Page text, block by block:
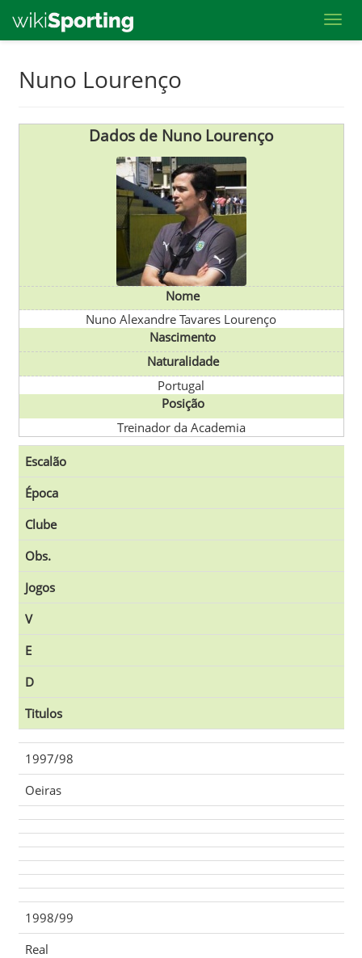
Nuno Lourenço
Dados de Nuno Lourenço
Nome
Nuno Alexandre Tavares Lourenço
Nascimento
Naturalidade
Portugal
Posição
Treinador da Academia
Escalão
Época
Clube
Obs.
Jogos
V
E
D
Titulos
1997/98
Oeiras
1998/99
Real